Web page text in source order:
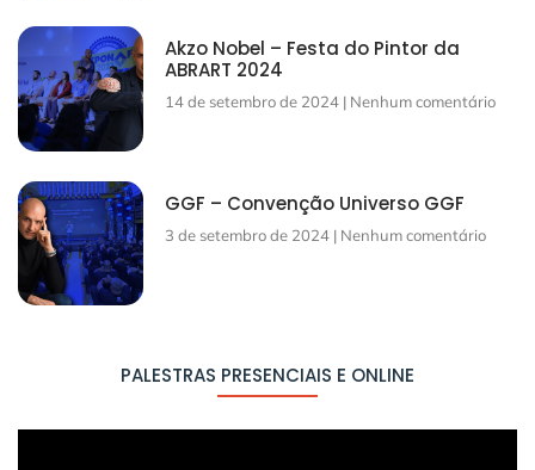
Akzo Nobel – Festa do Pintor da
ABRART 2024
14 de setembro de 2024 Nenhum comentário
GGF – Convenção Universo GGF
3 de setembro de 2024 Nenhum comentário
PALESTRAS PRESENCIAIS E ONLINE